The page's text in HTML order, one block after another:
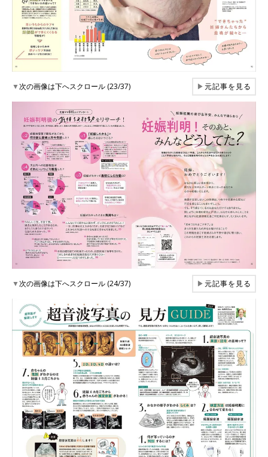
▼次の画像は下へスクロール (23/37) ▶元記事を見る
▼次の画像は下へスクロール (24/37) ▶元記事を見る